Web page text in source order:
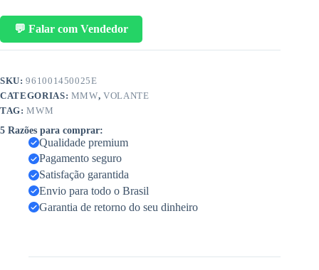
💬 Falar com Vendedor
SKU:961001450025E
CATEGORIAS: MMW,VOLANTE
TAG:MWM
5 Razões para comprar:
Qualidade premium
Pagamento seguro
Satisfação garantida
Envio para todo o Brasil
Garantia de retorno do seu dinheiro